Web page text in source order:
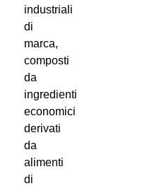
industriali
di
marca,
composti
da
ingredienti
economici
derivati
da
alimenti
di